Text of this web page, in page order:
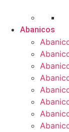
Abanicos